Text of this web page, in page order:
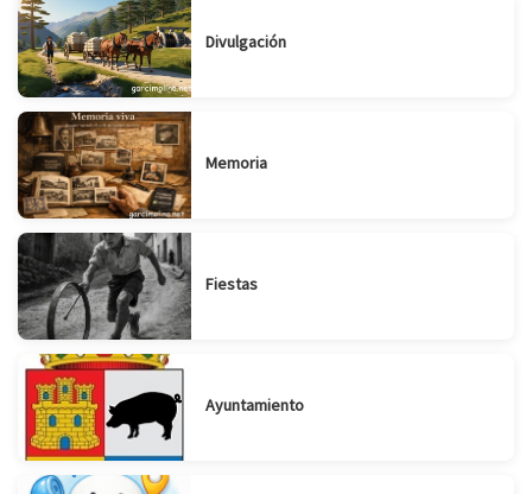
Divulgación
Memoria
Fiestas
Ayuntamiento